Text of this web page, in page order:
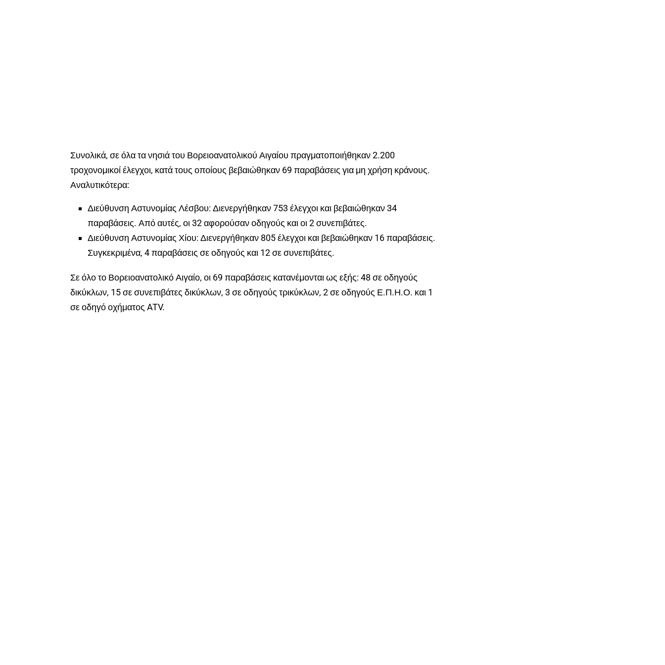
Συνολικά, σε όλα τα νησιά του Βορειοανατολικού Αιγαίου πραγματοποιήθηκαν 2.200
τροχονομικοί έλεγχοι, κατά τους οποίους βεβαιώθηκαν 69 παραβάσεις για μη χρήση κράνους.
Αναλυτικότερα:
Διεύθυνση Αστυνομίας Λέσβου: Διενεργήθηκαν 753 έλεγχοι και βεβαιώθηκαν 34
παραβάσεις. Από αυτές, οι 32 αφορούσαν οδηγούς και οι 2 συνεπιβάτες.
Διεύθυνση Αστυνομίας Χίου: Διενεργήθηκαν 805 έλεγχοι και βεβαιώθηκαν 16 παραβάσεις.
Συγκεκριμένα, 4 παραβάσεις σε οδηγούς και 12 σε συνεπιβάτες.
Σε όλο το Βορειοανατολικό Αιγαίο, οι 69 παραβάσεις κατανέμονται ως εξής: 48 σε οδηγούς
δικύκλων, 15 σε συνεπιβάτες δικύκλων, 3 σε οδηγούς τρικύκλων, 2 σε οδηγούς Ε.Π.Η.Ο. και 1
σε οδηγό οχήματος ATV.